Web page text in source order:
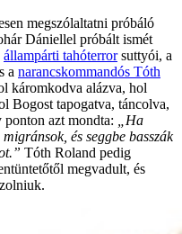
megszólaltatni próbáló
Dániellel próbált ismét
állampárti tahóterrorsuttyói, a
a narancskommandós Tóth
káromkodva alázva, hol
Bogost tapogatva, táncolva,
azt mondta:
„Ha
és seggbe basszák
Tóth Roland pedig
megvadult, és